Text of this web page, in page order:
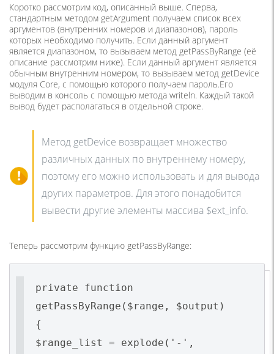
Коротко рассмотрим код, описанный выше. Сперва,
стандартным методом getArgument получаем список всех
аргументов (внутренних номеров и диапазонов), пароль
которых необходимо получить. Если данный аргумент
является диапазоном, то вызываем метод getPassByRange (её
описание рассмотрим ниже). Если данный аргумент является
обычным внутренним номером, то вызываем метод getDevice
модуля Core, с помощью которого получаем пароль.Его
выводим в консоль с помощью метода writeln. Каждый такой
вывод будет располагаться в отдельной строке.
Метод getDevice возвращает множество
различных данных по внутреннему номеру,
поэтому его можно использовать и для вывода
других параметров. Для этого понадобится
вывести другие элементы массива $ext_info.
Теперь рассмотрим функцию getPassByRange:
private function
getPassByRange($range, $output)
{
$range_list = explode('-',